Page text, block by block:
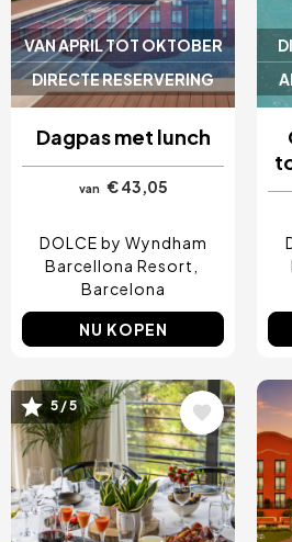
VAN APRIL TOT OKTOBER
DIRECTE RESERVERING
Dagpas met lunch
van € 43,05
DOLCE by Wyndham
Barcellona Resort
Barcelona
NU KOPEN
Afbeelding
5 / 5